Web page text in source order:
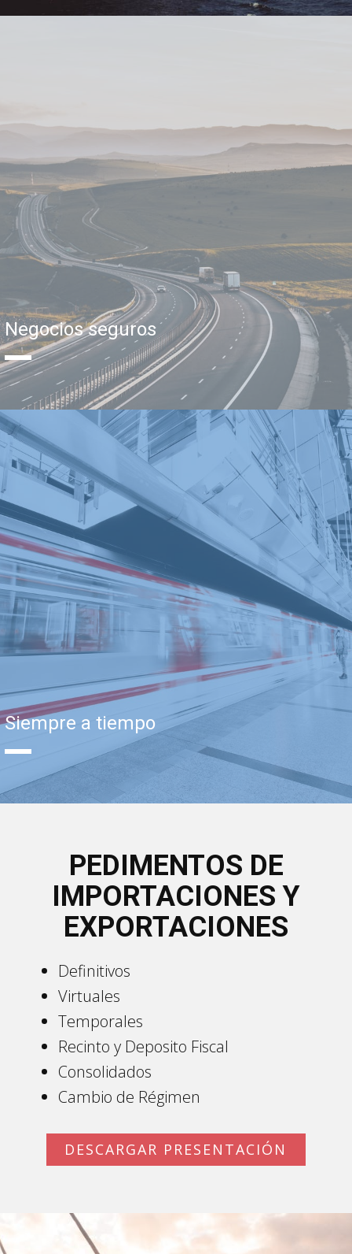
Negocios seguros
Siempre a tiempo
PEDIMENTOS DE
IMPORTACIONES Y
EXPORTACIONES
Definitivos
Virtuales
Temporales
Recinto y Deposito Fiscal
Consolidados
Cambio de Régimen
DESCARGAR PRESENTACIÓN